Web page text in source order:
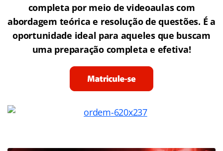
completa por meio de videoaulas com
abordagem teórica e resolução de questões. É a
oportunidade ideal para aqueles que buscam
uma preparação completa e efetiva!